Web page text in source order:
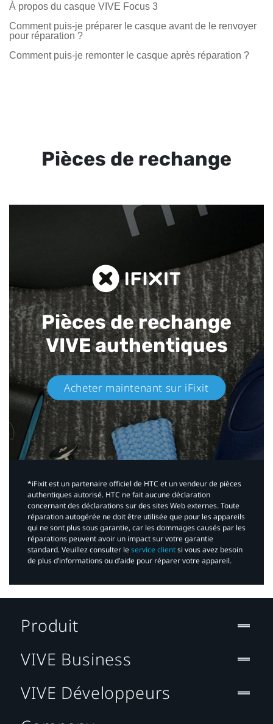
À propos du casque VIVE Focus 3
Comment puis-je préparer le casque avant de le renvoyer
pour réparation ?
Comment puis-je remonter le casque après réparation ?
Pièces de rechange
Pièces de rechange
VIVE authentiques​
Acheter maintenant sur iFixit​
*iFixit est un partenaire officiel de HTC et un vendeur de pièces
authentiques autorisé. HTC ne fait aucune déclaration
concernant des déclarations sur des sites Web externes. Toute
réparation autogérée ne doit être utilisée que pour les appareils
qui ne sont plus sous garantie, car les dommages causés par les
réparations peuvent avoir un impact sur votre garantie
standard. Veuillez consulter leservice clientsi vous avez besoin
de plus d’informations ou d’aide pour réparer votre appareil.​
Produit
VIVE Business
VIVE Développeurs